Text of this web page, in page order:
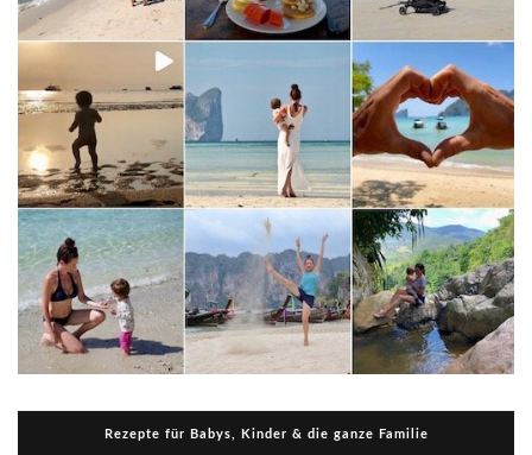
Rezepte für Babys, Kinder & die ganze Familie